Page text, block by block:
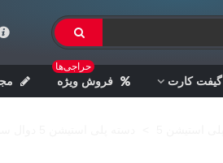
گیفت کارت فروش ویژه
حراجی‌ها